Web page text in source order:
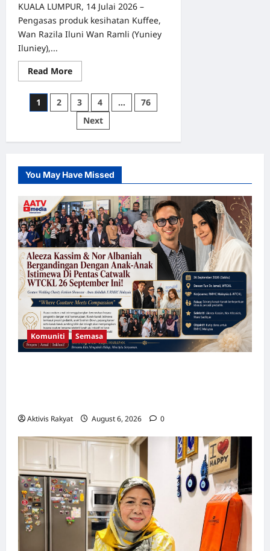
​KUALA LUMPUR, 14 Julai 2026 –
Pengasas produk kesihatan Kuffee,
Wan Razila Iluni Wan Ramli (Yuniey
Iluniey),...
Read MoreRead
more
Tak
Sangka
Kakitangan
Sendiri
Dalang
Ambil
Tindakan
Posts
1 2 3 4 …
76
Next
You May Have Missed
Komuniti Semasa
Aktivis Rakyat August 6, 2026 0